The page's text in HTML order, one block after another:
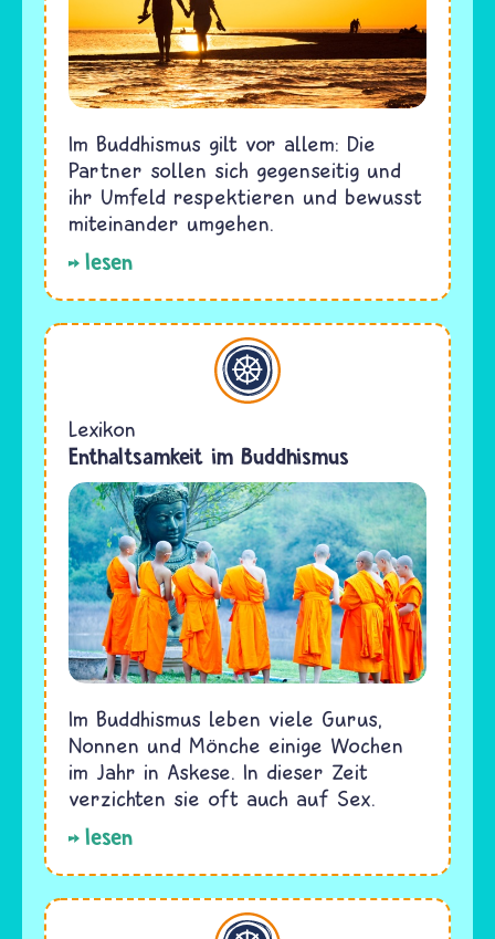
Im Buddhismus gilt vor allem: Die
Partner sollen sich gegenseitig und
ihr Umfeld respektieren und bewusst
miteinander umgehen.
lesen
Buddhismus
Lexikon
Enthaltsamkeit im Buddhismus
Im Buddhismus leben viele Gurus,
Nonnen und Mönche einige Wochen
im Jahr in Askese. In dieser Zeit
verzichten sie oft auch auf Sex.
lesen
Buddhismus